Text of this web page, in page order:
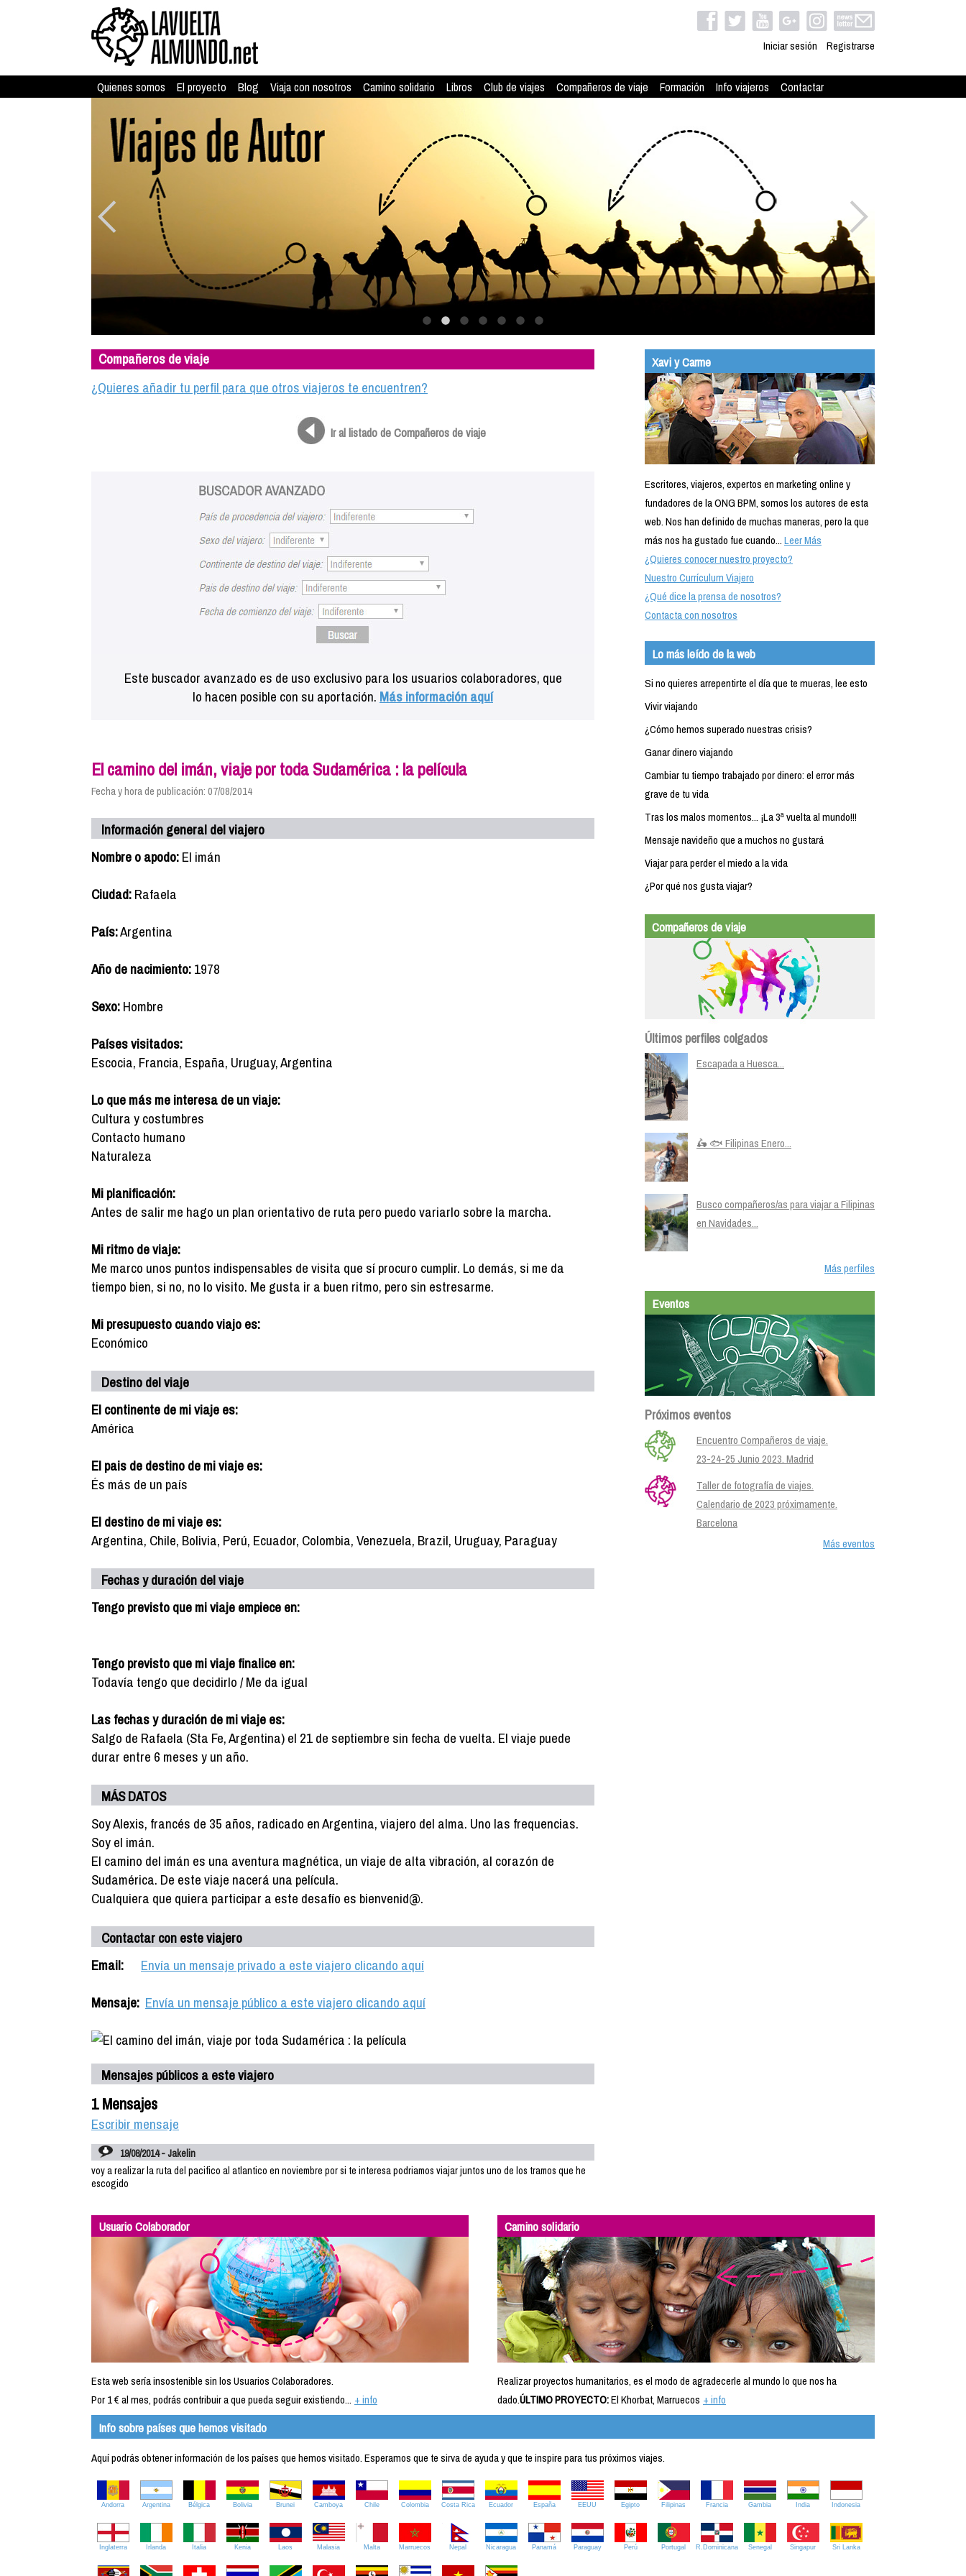
Iniciar sesión Registrarse
Quienes somos El proyecto Blog Viaja con nosotros Camino solidario Libros Club de viajes Compañeros de viaje Formación Info viajeros Contactar
Compañeros de viaje
¿Quieres añadir tu perfil para que otros viajeros te encuentren?
Ir al listado de Compañeros de viaje
Este buscador avanzado es de uso exclusivo para los usuarios colaboradores, que
lo hacen posible con su aportación. Más información aquí
El camino del imán, viaje por toda Sudamérica : la película
Fecha y hora de publicación: 07/08/2014
Información general del viajero
Nombre o apodo:El imán
Ciudad:Rafaela
País:Argentina
Año de nacimiento:1978
Sexo:Hombre
Países visitados:
Escocia, Francia, España, Uruguay, Argentina
Lo que más me interesa de un viaje:
Cultura y costumbres
Contacto humano
Naturaleza
Mi planificación:
Antes de salir me hago un plan orientativo de ruta pero puedo variarlo sobre la marcha.
Mi ritmo de viaje:
Me marco unos puntos indispensables de visita que sí procuro cumplir. Lo demás, si me da
tiempo bien, si no, no lo visito. Me gusta ir a buen ritmo, pero sin estresarme.
Mi presupuesto cuando viajo es:
Económico
Destino del viaje
El continente de mi viaje es:
América
El pais de destino de mi viaje es:
És más de un país
El destino de mi viaje es:
Argentina, Chile, Bolivia, Perú, Ecuador, Colombia, Venezuela, Brazil, Uruguay, Paraguay
Fechas y duración del viaje
Tengo previsto que mi viaje empiece en:
Tengo previsto que mi viaje finalice en:
Todavía tengo que decidirlo / Me da igual
Las fechas y duración de mi viaje es:
Salgo de Rafaela (Sta Fe, Argentina) el 21 de septiembre sin fecha de vuelta. El viaje puede
durar entre 6 meses y un año.
MÁS DATOS
Soy Alexis, francés de 35 años, radicado en Argentina, viajero del alma. Uno las frequencias.
Soy el imán.
El camino del imán es una aventura magnética, un viaje de alta vibración, al corazón de
Sudamérica. De este viaje nacerá una película.
Cualquiera que quiera participar a este desafío es bienvenid@.
Contactar con este viajero
Email:
Envía un mensaje privado a este viajero clicando aquí
Mensaje: Envía un mensaje público a este viajero clicando aquí
Mensajes públicos a este viajero
1 Mensajes
Escribir mensaje
19/08/2014 - Jakelin
voy a realizar la ruta del pacifico al atlantico en noviembre por si te interesa podriamos viajar juntos uno de los tramos que he
escogido
Xavi y Carme
Escritores, viajeros, expertos en marketing online y
fundadores de la ONG BPM, somos los autores de esta
web. Nos han definido de muchas maneras, pero la que
más nos ha gustado fue cuando...Leer Más
¿Quieres conocer nuestro proyecto?
Nuestro Currículum Viajero
¿Qué dice la prensa de nosotros?
Contacta con nosotros
Lo más leído de la web
Si no quieres arrepentirte el día que te mueras, lee esto
Vivir viajando
¿Cómo hemos superado nuestras crisis?
Ganar dinero viajando
Cambiar tu tiempo trabajado por dinero: el error más
grave de tu vida
Tras los malos momentos... ¡La 3ª vuelta al mundo!!!
Mensaje navideño que a muchos no gustará
Viajar para perder el miedo a la vida
¿Por qué nos gusta viajar?
Compañeros de viaje
Últimos perfiles colgados
Escapada a Huesca...
🛵 🐟 Filipinas Enero...
Busco compañeros/as para viajar a Filipinas
en Navidades...
Más perfiles
Eventos
Próximos eventos
Encuentro Compañeros de viaje.
23-24-25 Junio 2023. Madrid
Taller de fotografía de viajes.
Calendario de 2023 próximamente.
Barcelona
Más eventos
Usuario Colaborador
Esta web sería insostenible sin los Usuarios Colaboradores.
Por 1 € al mes, podrás contribuir a que pueda seguir existiendo... + info
Camino solidario
Realizar proyectos humanitarios, es el modo de agradecerle al mundo lo que nos ha
dado.ÚLTIMO PROYECTO:El Khorbat, Marruecos + info
Info sobre países que hemos visitado
Aquí podrás obtener información de los países que hemos visitado. Esperamos que te sirva de ayuda y que te inspire para tus próximos viajes.
Andorra Argentina Bélgica Bolivia Brunei Camboya Chile Colombia Costa Rica Ecuador España EEUU Egipto Filipinas Francia Gambia India Indonesia
Inglaterra Irlanda Italia Kenia Laos Malasia Malta Marruecos Nepal Nicaragua Panamá Paraguay Perú Portugal R.Dominicana Senegal Singapur Sri Lanka